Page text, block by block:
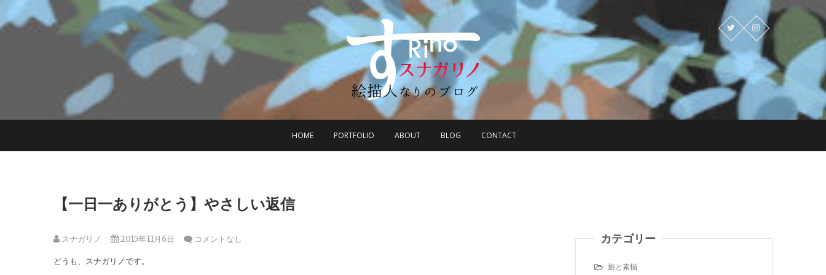
HOME PORTFOLIO ABOUT BLOG CONTACT
【一日一ありがとう】やさしい返信
スナガリノ 2015年11月6日 コメントなし
どうも、スナガリノです。
カテゴリー
旅と素描